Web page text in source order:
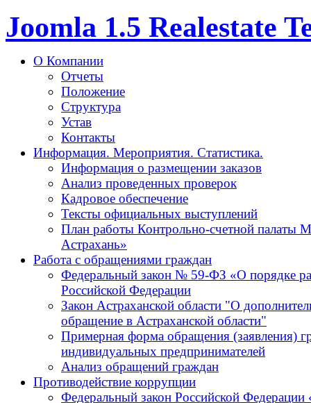
Joomla 1.5 Realestate
О Компании
Отчеты
Положение
Структура
Устав
Контакты
Информация. Мероприятия. Статистика.
Информация о размещении заказов
Анализ проведенных проверок
Кадровое обеспечение
Тексты официальных выступлений
План работы Контрольно-счетной палаты
Астрахань»
Работа с обращениями граждан
Федеральный закон № 59-ФЗ «О порядке
Российской Федерации
Закон Астраханской области "О
обращение в Астраханской области"
Примерная форма обращения (заявления)
индивидуальных предпринимателей
Анализ обращений граждан
Противодействие коррупции
Федеральный закон Российской